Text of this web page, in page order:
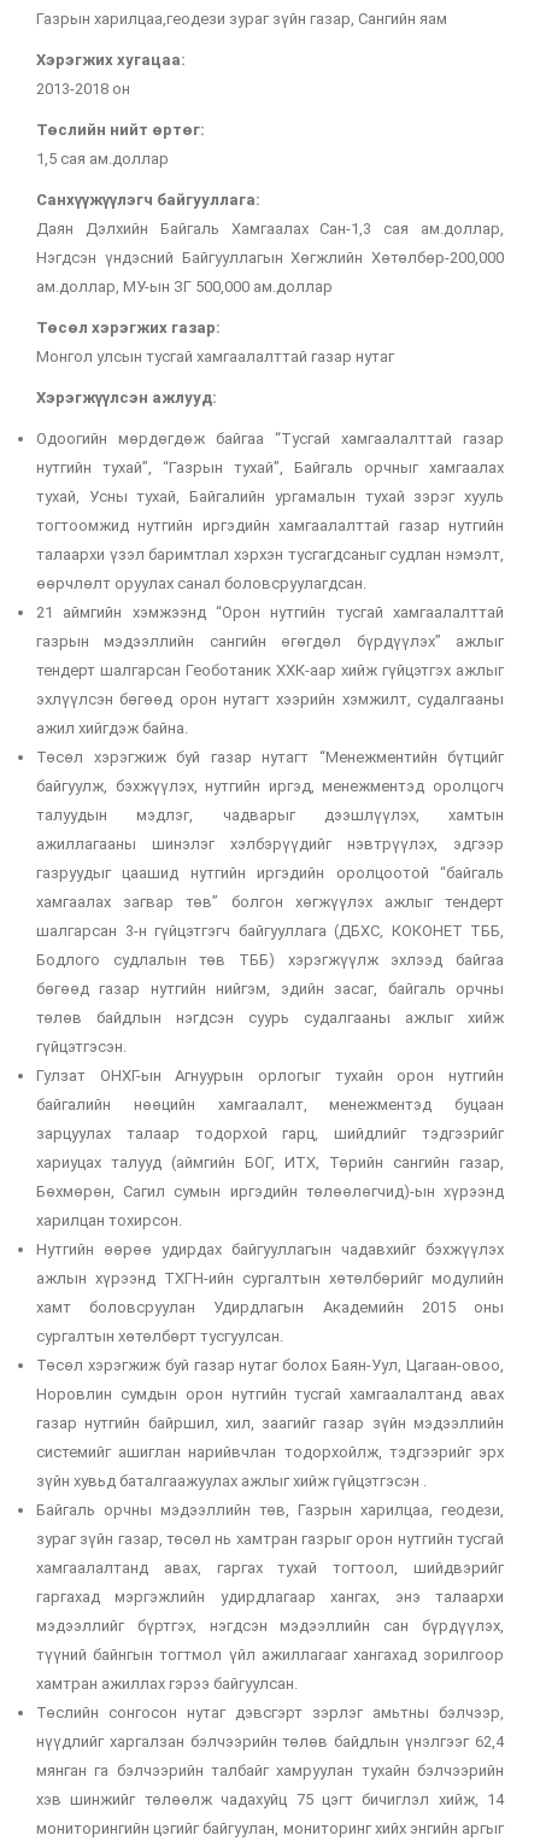
Газрын харилцаа,геодези зураг зүйн газар, Сангийн яам
Хэрэгжих хугацаа:
2013-2018 он
Төслийн нийт өртөг:
1,5 сая ам.доллар
Санхүүжүүлэгч байгууллага:
Даян Дэлхийн Байгаль Хамгаалах Сан-1,3 сая ам.доллар,
Нэгдсэн үндэсний Байгууллагын Хөгжлийн Хөтөлбөр-200,000
ам.доллар, МУ-ын ЗГ 500,000 ам.доллар
Төсөл хэрэгжих газар:
Монгол улсын тусгай хамгаалалттай газар нутаг
Хэрэгжүүлсэн ажлууд:
Одоогийн мөрдөгдөж байгаа “Тусгай хамгаалалттай газар
нутгийн тухай”, “Газрын тухай”, Байгаль орчныг хамгаалах
тухай, Усны тухай, Байгалийн ургамалын тухай зэрэг хууль
тогтоомжид нутгийн иргэдийн хамгаалалттай газар нутгийн
талаархи үзэл баримтлал хэрхэн тусгагдсаныг судлан нэмэлт,
өөрчлөлт оруулах санал боловсруулагдсан.
21 аймгийн хэмжээнд “Орон нутгийн тусгай хамгаалалттай
газрын мэдээллийн сангийн өгөгдөл бүрдүүлэх” ажлыг
тендерт шалгарсан Геоботаник ХХК-аар хийж гүйцэтгэх ажлыг
эхлүүлсэн бөгөөд орон нутагт хээрийн хэмжилт, судалгааны
ажил хийгдэж байна.
Төсөл хэрэгжиж буй газар нутагт “Менежментийн бүтцийг
байгуулж, бэхжүүлэх, нутгийн иргэд, менежментэд оролцогч
талуудын мэдлэг, чадварыг дээшлүүлэх, хамтын
ажиллагааны шинэлэг хэлбэрүүдийг нэвтрүүлэх, эдгээр
газруудыг цаашид нутгийн иргэдийн оролцоотой “байгаль
хамгаалах загвар төв” болгон хөгжүүлэх ажлыг тендерт
шалгарсан 3-н гүйцэтгэгч байгууллага (ДБХС, КОКОНЕТ ТББ,
Бодлого судлалын төв ТББ) хэрэгжүүлж эхлээд байгаа
бөгөөд газар нутгийн нийгэм, эдийн засаг, байгаль орчны
төлөв байдлын нэгдсэн суурь судалгааны ажлыг хийж
гүйцэтгэсэн.
Гулзат ОНХГ-ын Агнуурын орлогыг тухайн орон нутгийн
байгалийн нөөцийн хамгаалалт, менежментэд буцаан
зарцуулах талаар тодорхой гарц, шийдлийг тэдгээрийг
хариуцах талууд (аймгийн БОГ, ИТХ, Төрийн сангийн газар,
Бөхмөрөн, Сагил сумын иргэдийн төлөөлөгчид)-ын хүрээнд
харилцан тохирсон.
Нутгийн өөрөө удирдах байгууллагын чадавхийг бэхжүүлэх
ажлын хүрээнд ТХГН-ийн сургалтын хөтөлбөрийг модулийн
хамт боловсруулан Удирдлагын Академийн 2015 оны
сургалтын хөтөлбөрт тусгуулсан.
Төсөл хэрэгжиж буй газар нутаг болох Баян-Уул, Цагаан-овоо,
Норовлин сумдын орон нутгийн тусгай хамгаалалтанд авах
газар нутгийн байршил, хил, заагийг газар зүйн мэдээллийн
системийг ашиглан нарийвчлан тодорхойлж, тэдгээрийг эрх
зүйн хувьд баталгаажуулах ажлыг хийж гүйцэтгэсэн .
Байгаль орчны мэдээллийн төв, Газрын харилцаа, геодези,
зураг зүйн газар, төсөл нь хамтран газрыг орон нутгийн тусгай
хамгаалалтанд авах, гаргах тухай тогтоол, шийдвэрийг
гаргахад мэргэжлийн удирдлагаар хангах, энэ талаархи
мэдээллийг бүртгэх, нэгдсэн мэдээллийн сан бүрдүүлэх,
түүний байнгын тогтмол үйл ажиллагааг хангахад зорилгоор
хамтран ажиллах гэрээ байгуулсан.
Төслийн сонгосон нутаг дэвсгэрт зэрлэг амьтны бэлчээр,
нүүдлийг харгалзан бэлчээрийн төлөв байдлын үнэлгээг 62,4
мянган га бэлчээрийн талбайг хамруулан тухайн бэлчээрийн
хэв шинжийг төлөөлж чадахуйц 75 цэгт бичиглэл хийж, 14
мониторингийн цэгийг байгуулан, мониторинг хийх энгийн аргыг